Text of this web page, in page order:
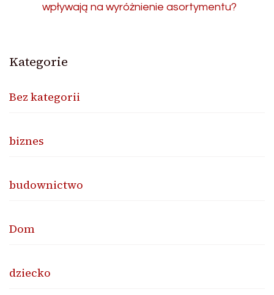
wpływają na wyróżnienie asortymentu?
Kategorie
Bez kategorii
biznes
budownictwo
Dom
dziecko